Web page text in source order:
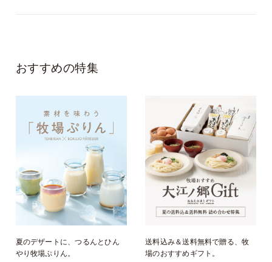
おすすめの特集
夏のデザートに、つるんとひん
やり牧場ぷりん。
送料込み＆送料無料で贈る、牧
場のおすすめギフト。